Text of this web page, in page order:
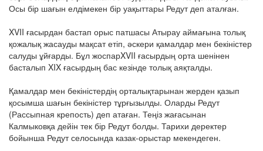
Осы бір шағын елдімекен бір уақыттары Редут деп аталған.
XVII ғасырдан бастап орыс патшасы Атырау аймағына толық
қожалық жасауды мақсат етіп, әскери қамалдар мен бекіністер
салуды ұйғарды. Бұл жоспарXVII ғасырдың орта шенінен
басталып XIX ғасырдың бас кезінде толық аяқталды.
Қамалдар мен бекіністердің орталықтарынан жерден қазып
қосымша шағын бекіністер тұрғызылды. Оларды Редут
(Рассыпная крепость) деп атаған. Теңіз жағасынан
Калмыковқа дейін тек бір Редут болды. Тарихи деректер
бойынша Редут селосында казак-орыстар мекендеген.